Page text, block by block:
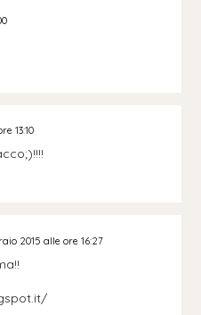
13:10
2015 alle ore 16:27